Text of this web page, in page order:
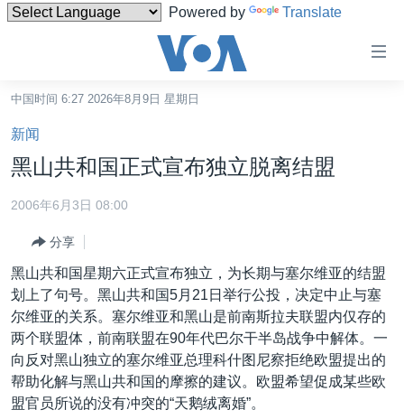
Powered by Translate
碍
链
接
跳
转
容
到
航
跳
港澳
国际
最新国际新闻
印太
中东
欧洲
分类新闻
经济·金融·贸易
人权·法律·宗教
科教·文娱·体健
美中关系
热点专题
白宫要闻
VOA视频
中国时间 6:27 2026年8月9日 星期日
新闻
黑山共和国正式宣布独立脱离结盟
2006年6月3日 08:00
分享
黑山共和国星期六正式宣布独立，为长期与塞尔维亚的结盟
划上了句号。黑山共和国5月21日举行公投，决定中止与塞
尔维亚的关系。塞尔维亚和黑山是前南斯拉夫联盟内仅存的
两个联盟体，前南联盟在90年代巴尔干半岛战争中解体。一
向反对黑山独立的塞尔维亚总理科什图尼察拒绝欧盟提出的
帮助化解与黑山共和国的摩擦的建议。欧盟希望促成某些欧
盟官员所说的没有冲突的“天鹅绒离婚”。